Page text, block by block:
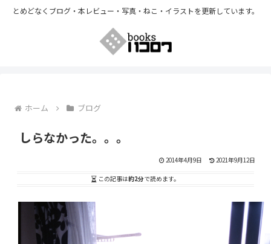
とめどなくブログ・本レビュー・写真・ねこ・イラストを更新しています。
ホーム ブログ
しらなかった。。。
2014年4月9日 2021年9月12日
この記事は約2分で読めます。